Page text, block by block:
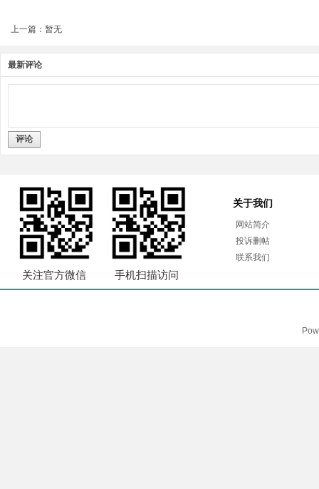
上一篇：暂无
最新评论
评论
关注官方微信 手机扫描访问
关于我们
网站简介
投诉删帖
联系我们